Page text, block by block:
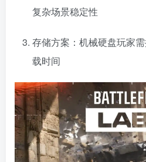
复杂场景稳定性
存储方案：机械硬盘玩家
载时间